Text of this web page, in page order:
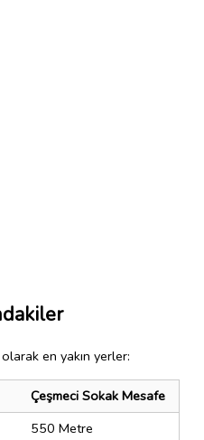
en yakın yerler:
Çeşmeci Sokak Mesafe
550 Metre